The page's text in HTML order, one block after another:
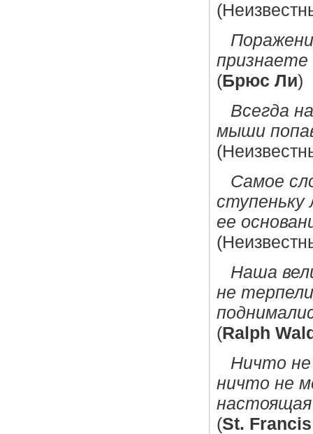
признаете
(Брюс Ли)
Всегда
мыши
Самое
ступеньку
ее
Наша
не
(Ralph
Ничто не
ничто не
(St.